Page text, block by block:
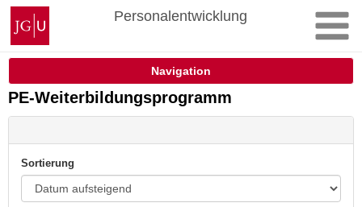
Zum
Inhalt
springen
Johannes
Gutenberg-
Universität
Personalentwicklung
Navigation
PE-Weiterbildungsprogramm
Sortierung